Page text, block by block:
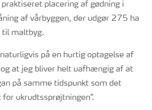
placering af gødning i
af vårbyggen, der udgør 275 ha
maltbyg.
på en hurtig optagelse af
at jeg bliver helt uafhængig af at
på samme tidspunkt som det
ukrudtssprøjtningen”.